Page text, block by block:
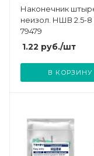
Наконечник
неизол. НШВ 2.5-8
79479
1.22 руб./шт
В КОРЗИНУ